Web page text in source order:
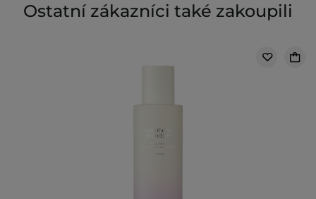
Ostatní zákazníci také zakoupili